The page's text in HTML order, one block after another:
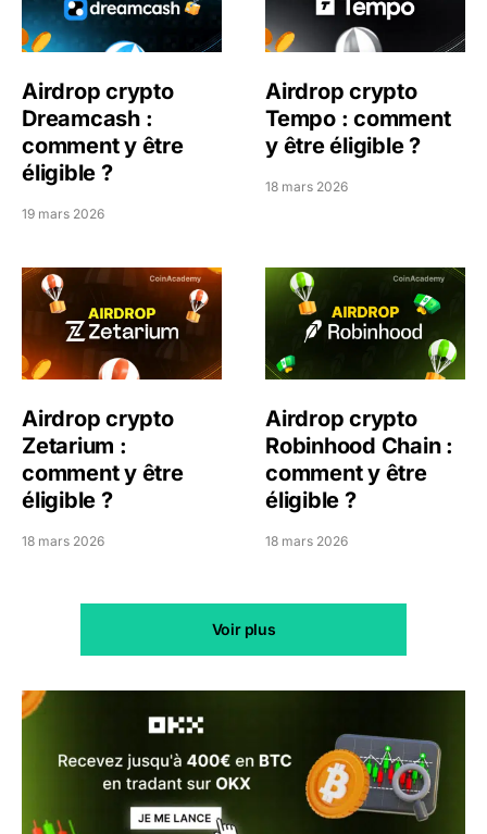
Airdrop crypto
Dreamcash :
comment y être
éligible ?
19 mars 2026
Airdrop crypto
Tempo : comment
y être éligible ?
18 mars 2026
Airdrop crypto Zetarium : comment y être éligible ?
Airdrop crypto
Zetarium :
comment y être
éligible ?
18 mars 2026
Airdrop crypto Robinhood
Airdrop crypto
Robinhood Chain :
comment y être
éligible ?
18 mars 2026
Voir plus